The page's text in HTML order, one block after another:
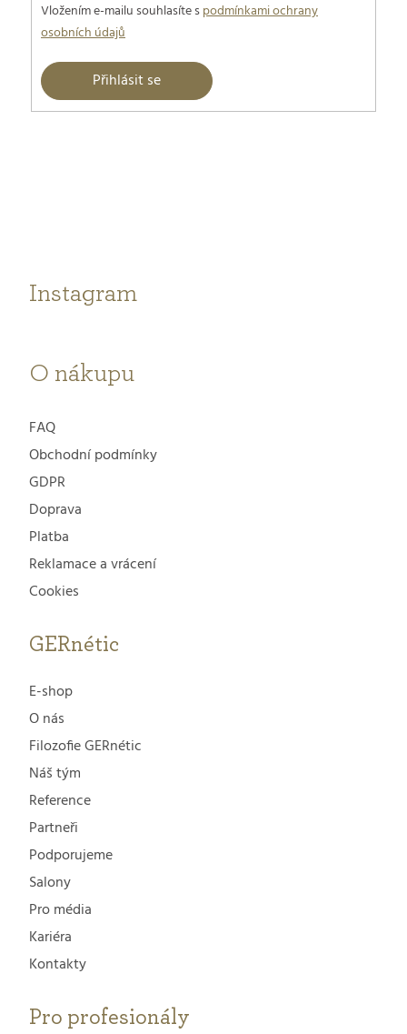
r
k
y
Vložením e-mailu souhlasíte spodmínkami ochrany
osobních údajů
Přihlásit se
Instagram
O nákupu
FAQ
Obchodní podmínky
GDPR
Doprava
Platba
Reklamace a vrácení
Cookies
GERnétic
E-shop
O nás
Filozofie GERnétic
Náš tým
Reference
Partneři
Podporujeme
Salony
Pro média
Kariéra
Kontakty
Pro profesionály